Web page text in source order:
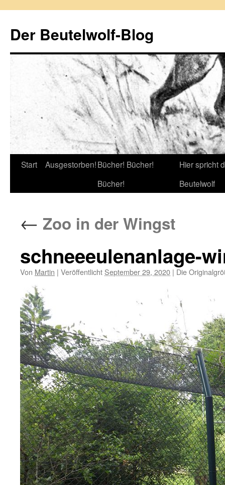
springen
Der Beutelwolf-Blog
Start Ausgestorben!Bücher! Bücher!
Bücher!
Hier spricht
Beutelwolf
← Zoo in der Wingst
schneeeulenanlage-
Von Martin | Veröffentlicht September 29, 2020 | Die